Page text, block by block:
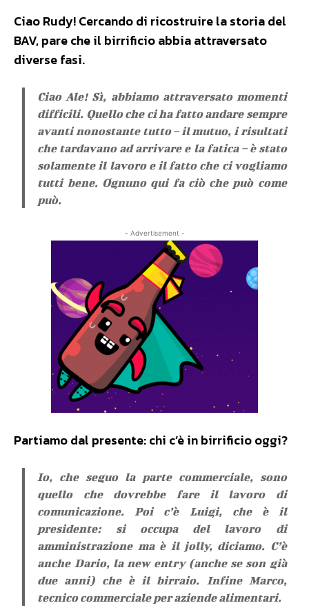
Ciao Rudy! Cercando di ricostruire la storia del
BAV, pare che il birrificio abbia attraversato
diverse fasi.
Ciao Ale! Sì, abbiamo attraversato momenti
difficili. Quello che ci ha fatto andare sempre
avanti nonostante tutto – il mutuo, i risultati
che tardavano ad arrivare e la fatica – è stato
solamente il lavoro e il fatto che ci vogliamo
tutti bene. Ognuno qui fa ciò che può come
può.
- Advertisement -
Partiamo dal presente: chi c’è in birrificio oggi?
Io, che seguo la parte commerciale, sono
quello che dovrebbe fare il lavoro di
comunicazione. Poi c’è Luigi, che è il
presidente: si occupa del lavoro di
amministrazione ma è il jolly, diciamo. C’è
anche Dario, la new entry (anche se son già
due anni) che è il birraio. Infine Marco,
tecnico commerciale per aziende alimentari.